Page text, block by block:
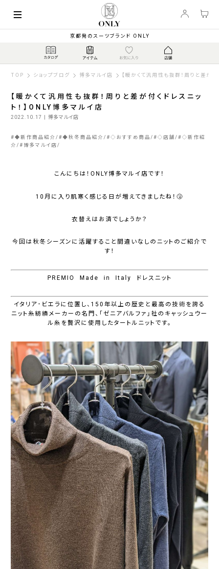
京都発のスーツブランド ONLY
TOP ショップブログ 博多マルイ店 【暖かくて汎用性も抜群！周りと差が
【暖かくて汎用性も抜群！周りと差が付くドレスニッ
ト！】ONLY博多マルイ店
2022.10.17 | 博多マルイ店
#◆新作商品紹介 #◆秋冬商品紹介 #◇おすすめ商品 #◇店舗 #◇新作紹
介 # 博多マルイ店
こんにちは！ONLY博多マルイ店です！
10月に入り肌寒く感じる日が増えてきましたね！🤧
衣替えはお済でしょうか？
今回は秋冬シーズンに活躍すること間違いなしのニットのご紹介で
す！
PREMIO Made in Italy ドレスニット
イタリア･ビエラに位置し、150年以上の歴史と最高の技術を誇る
ニット糸紡績メーカーの名門、「ゼニアバルファ」社のキャッシュウー
ル糸を贅沢に使用したタートルニットです。